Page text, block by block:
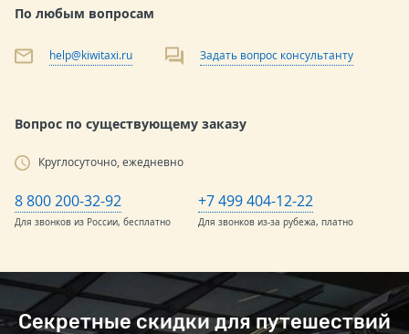
По любым вопросам
help@kiwitaxi.ru Задать вопрос консультанту
Вопрос по существующему заказу
Круглосуточно, ежедневно
8 800 200-32-92
Для звонков из России, бесплатно
+7 499 404-12-22
Для звонков из-за рубежа, платно
Секретные скидки для путешествий